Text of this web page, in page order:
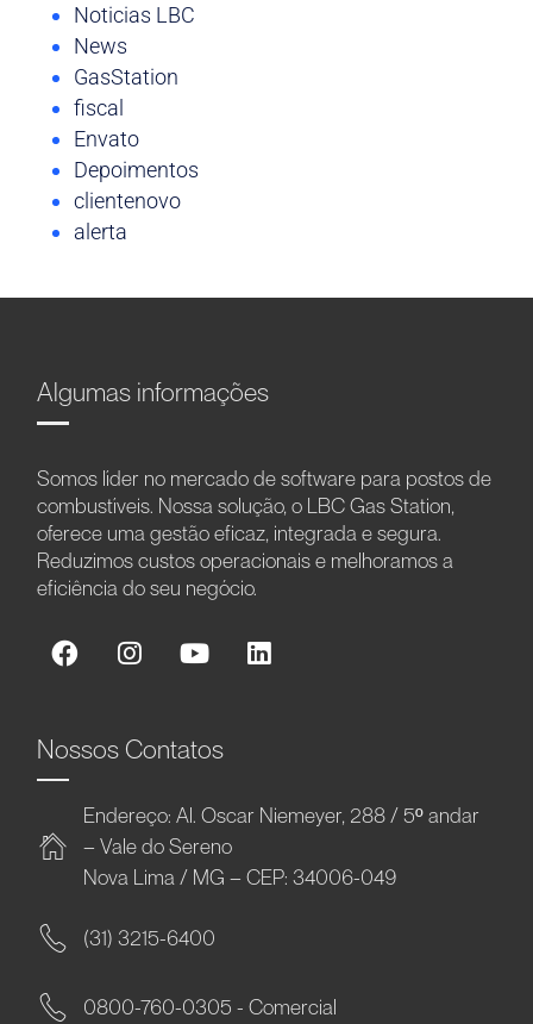
Noticias LBC
News
GasStation
fiscal
Envato
Depoimentos
clientenovo
alerta
Algumas informações
Somos líder no mercado de software para postos de
combustíveis. Nossa solução, o LBC Gas Station,
oferece uma gestão eficaz, integrada e segura.
Reduzimos custos operacionais e melhoramos a
eficiência do seu negócio.
Nossos Contatos
Endereço: Al. Oscar Niemeyer, 288 / 5º andar
– Vale do Sereno
Nova Lima / MG – CEP: 34006-049
(31) 3215-6400
0800-760-0305 - Comercial